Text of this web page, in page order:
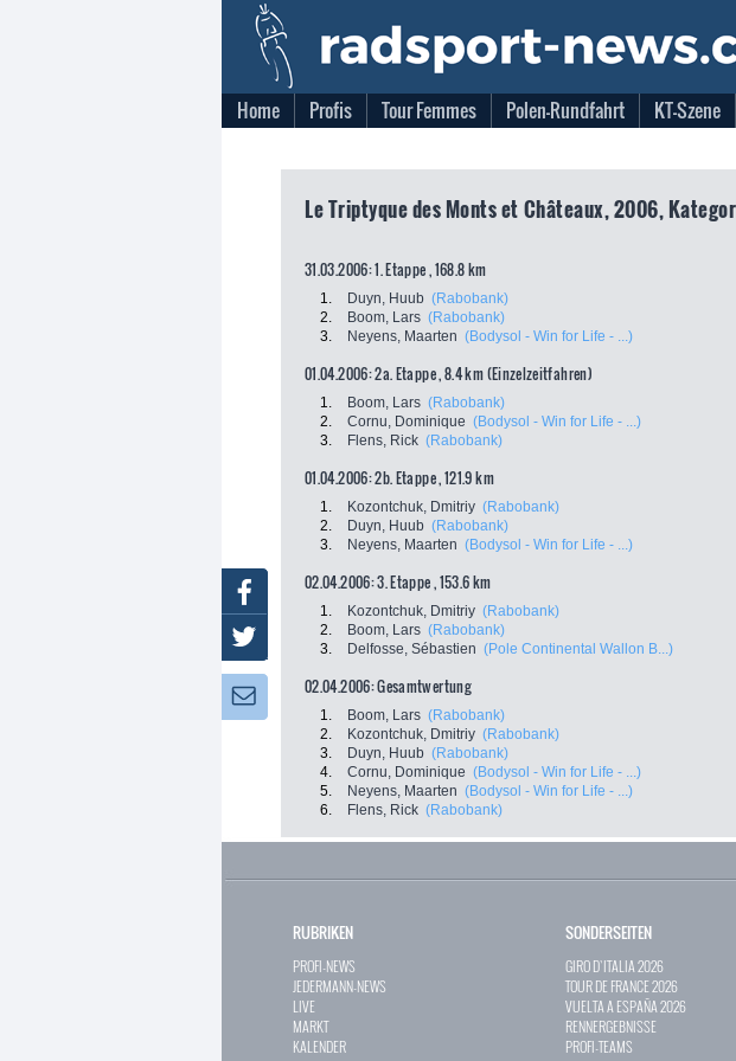
Home Profis Tour Femmes Polen-Rundfahrt KT-Szene
Le Triptyque des Monts et Châteaux, 2006,
31.03.2006: 1. Etappe , 168.8 km
1. Duyn, Huub (Rabobank)
2.
Boom, Lars (Rabobank)
3.
Neyens, Maarten (Bodysol - Win for Life - ...)
01.04.2006: 2a. Etappe , 8.4 km (Einzelzeitfahren)
1. Boom, Lars (Rabobank)
2.
Cornu, Dominique (Bodysol - Win for Life - ...)
3.
Flens, Rick (Rabobank)
01.04.2006: 2b. Etappe , 121.9 km
1. Kozontchuk, Dmitriy (Rabobank)
2.
Duyn, Huub (Rabobank)
3.
Neyens, Maarten (Bodysol - Win for Life - ...)
02.04.2006: 3. Etappe , 153.6 km
1. Kozontchuk, Dmitriy (Rabobank)
2.
Boom, Lars (Rabobank)
3.
Delfosse, Sébastien (Pole Continental Wallon B...)
02.04.2006: Gesamtwertung
1. Boom, Lars (Rabobank)
2.
Kozontchuk, Dmitriy (Rabobank)
3.
Duyn, Huub (Rabobank)
4.
Cornu, Dominique (Bodysol - Win for Life - ...)
5.
Neyens, Maarten (Bodysol - Win for Life - ...)
6.
Flens, Rick (Rabobank)
Facebook
Twitter
Newsletter:
RUBRIKEN
PROFI-NEWS
JEDERMANN-NEWS
LIVE
MARKT
KALENDER
SONDERSEITEN
GIRO D`ITALIA 2026
TOUR DE FRANCE 2026
VUELTA A ESPAÑA 2026
RENNERGEBNISSE
PROFI-TEAMS